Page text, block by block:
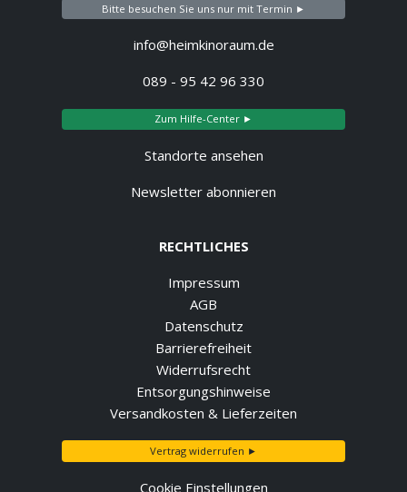
Bitte besuchen Sie uns nur mit Termin ►
info@heimkinoraum.de
089 - 95 42 96 330
Zum Hilfe-Center ►
Standorte ansehen
Newsletter abonnieren
RECHTLICHES
Impressum
AGB
Datenschutz
Barrierefreiheit
Widerrufsrecht
Entsorgungshinweise
Versandkosten & Lieferzeiten
Vertrag widerrufen ►
Cookie Einstellungen